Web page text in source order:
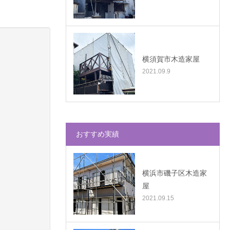
横須賀市木造家屋
2021.09.9
おすすめ実績
横浜市磯子区木造家
屋
2021.09.15